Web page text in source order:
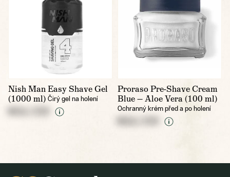
Nish Man Easy Shave Gel
(1000 ml) Čirý gel na holení
Proraso Pre-Shave Cream
Blue — Aloe Vera (100 ml)
Ochranný krém před a po holení